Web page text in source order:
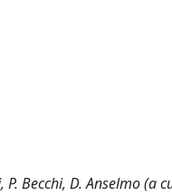
Becchi, D. Anselmo